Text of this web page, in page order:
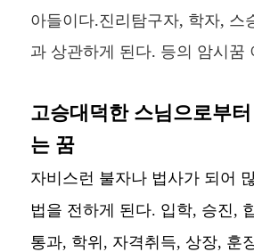
아들이다.진리탐구자, 학자, 스
과 상관하게 된다. 등의 암시꿈
고승대덕한 스님으로부
는 꿈
자비스런 불자나 법사가 되어
법을 전하게 된다. 입학, 승진,
통과, 학위, 자격취득, 상장, 훈